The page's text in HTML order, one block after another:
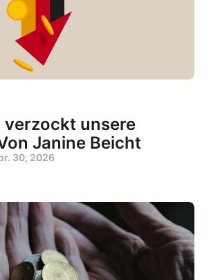
verzockt unsere
Janine Beicht
30, 2026